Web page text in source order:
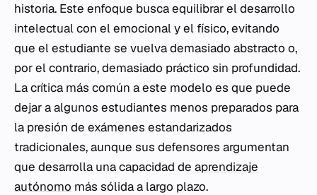
historia. Este enfoque busca equilibrar el desarrollo
intelectual con el emocional y el físico, evitando
que el estudiante se vuelva demasiado abstracto o,
por el contrario, demasiado práctico sin profundidad.
La crítica más común a este modelo es que puede
dejar a algunos estudiantes menos preparados para
la presión de exámenes estandarizados
tradicionales, aunque sus defensores argumentan
que desarrolla una capacidad de aprendizaje
autónomo más sólida a largo plazo.